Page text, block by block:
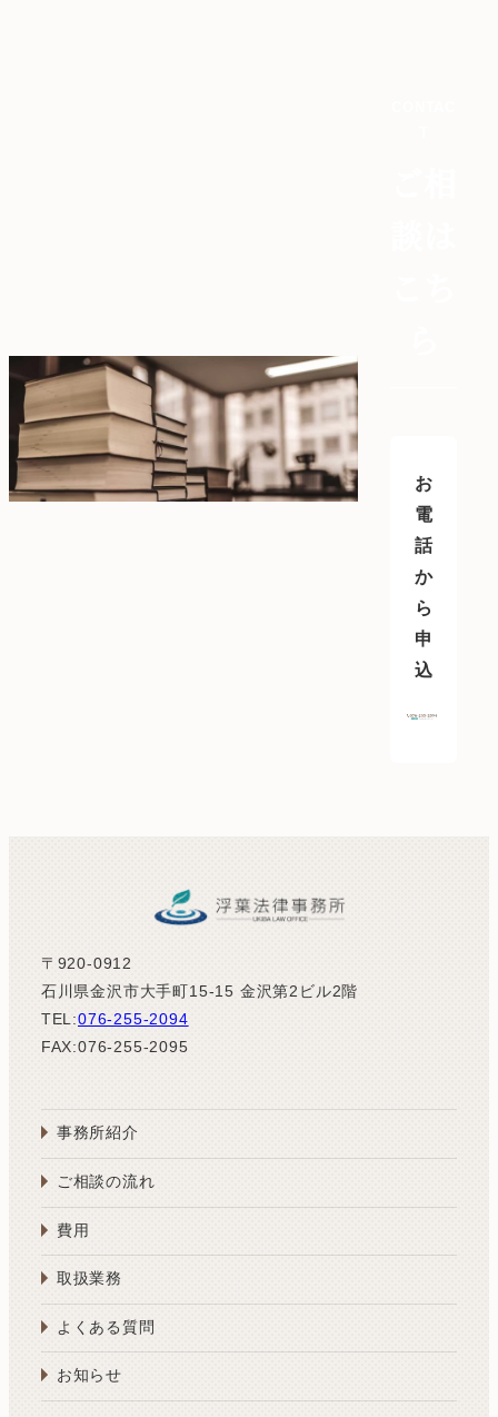
お
電
話
か
ら
申
込
〒920-0912
石川県金沢市大手町15-15 金沢第2ビル2階
TEL:076-255-2094
FAX:076-255-2095
事務所紹介
ご相談の流れ
費用
取扱業務
よくある質問
お知らせ